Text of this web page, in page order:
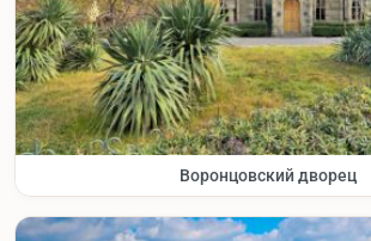
Воронцовский дворец